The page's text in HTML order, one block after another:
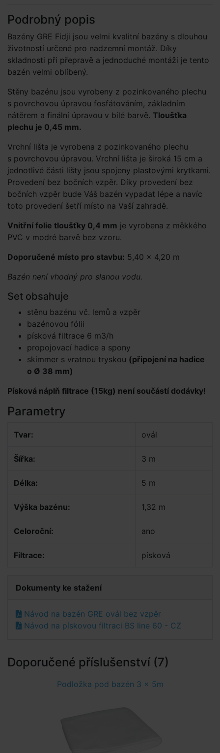
Podrobný popis
Bazény GRE Fidji jsou velmi kvalitní bazény s dlouhou
životností určené pro nadzemní montáž. Díky
skladnosti při přepravě a jednoduché montáži je tento
bazén velmi oblíbený.
Stěny bazénu jsou vyrobeny z pozinkovaného plechu
s povrchovou úpravou fosfátováním, základním
nátěrem a finální úpravou v bílé barvě. Tloušťka
plechu je 0,45 mm.
Vrchní lišta je vyrobena z pozinkovaného plechu
s povrchovou úpravou. Vrchní lišta je široká 15 cm a
jednotlivé části lišty jsou spojeny plastovými krytkami.
Provedení bez bočních vzpěr. Díky provedení bez
bočních vzpěr bude Váš bazén vypadat lépe a navíc
toto provedení šetří místo na Vaší zahradě.
Vnitřní folie tloušťky 0,4 mm je vyrobena z měkkého
PVC v modré barvě bez vzoru.
Doporučené místo pro stavbu: 5,40 × 4,20 m
Bazén není vhodný pro slanou vodu.
Set obsahuje
stěnu bazénu vč. lemů a vzpěr
bazénovou fólii
písková filtrace 6 m3/h
propojovací hadice a spony
skimmer s vratnou tryskou (připojení na hadice
o Ø 38 mm)
Písková náplň filtrace (15kg) není součástí dodávky!
Parametry
Tvar: ovál
Šířka: 3 m
Délka: 5 m
Výška bazénu: 1,32 m
Celoroční: ano
Filtrace: písková
Dokumenty ke stažení
Návod na bazén GRE ovál bez vzpěr
Návod na pískovou filtraci BS line 60 - CZ
Doporučené příslušenství (7)
Podložka pod bazén 3 x 5m